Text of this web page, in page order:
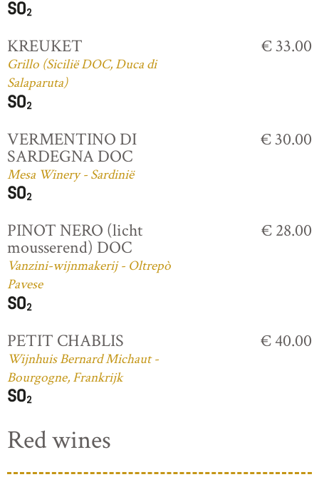
KREUKET
Grillo (Sicilië DOC, Duca di
Salaparuta)
€ 33.00
VERMENTINO DI
SARDEGNA DOC
Mesa Winery - Sardinië
€ 30.00
PINOT NERO (licht
mousserend) DOC
Vanzini-wijnmakerij - Oltrepò
Pavese
€ 28.00
PETIT CHABLIS
Wijnhuis Bernard Michaut -
Bourgogne, Frankrijk
€ 40.00
Red wines